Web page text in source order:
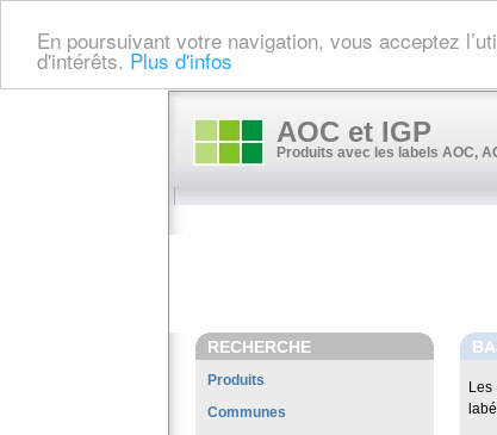
En poursuivant votre navigation, vous acceptez
d'intérêts. Plus d'infos
AOC et IGP
Produits avec les labels AOC,
RECHERCHE
Produits
Communes